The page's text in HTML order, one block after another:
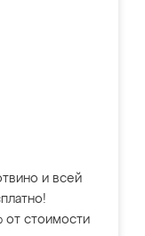
и всей
от стоимости